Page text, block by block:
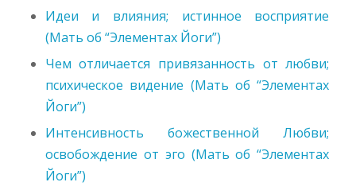
Идеи и влияния; истинное восприятие
(Мать об “Элементах Йоги”)
Чем отличается привязанность от любви;
психическое видение (Мать об “Элементах
Йоги”)
Интенсивность божественной Любви;
освобождение от эго (Мать об “Элементах
Йоги”)